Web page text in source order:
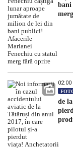
bani
02:00
de